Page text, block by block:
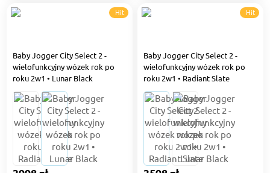
Hit
Baby Jogger City Select 2 -
wielofunkcyjny wózek rok po
roku 2w1 • Lunar Black
Hit
Baby Jogger City Select 2 -
wielofunkcyjny wózek rok po
roku 2w1 • Radiant Slate